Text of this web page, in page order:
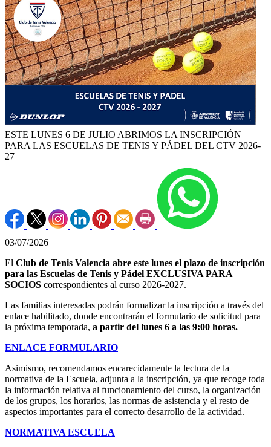
ESTE LUNES 6 DE JULIO ABRIMOS LA INSCRIPCIÓN
PARA LAS ESCUELAS DE TENIS Y PÁDEL DEL CTV 2026-
27
03/07/2026
El Club de Tenis Valencia abre este lunes el plazo de inscripción
para las Escuelas de Tenis y Pádel EXCLUSIVA PARA
SOCIOS correspondientes al curso 2026-2027.
Las familias interesadas podrán formalizar la inscripción a través del
enlace habilitado, donde encontrarán el formulario de solicitud para
la próxima temporada, a partir del lunes 6 a las 9:00 horas.
ENLACE FORMULARIO
Asimismo, recomendamos encarecidamente la lectura de la
normativa de la Escuela, adjunta a la inscripción, ya que recoge toda
la información relativa al funcionamiento del curso, la organización
de los grupos, los horarios, las normas de asistencia y el resto de
aspectos importantes para el correcto desarrollo de la actividad.
NORMATIVA ESCUELA